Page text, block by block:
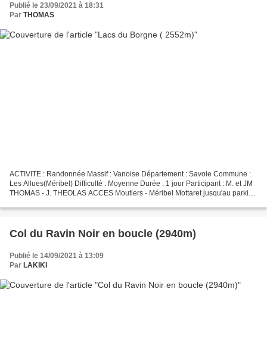
Publié le 23/09/2021 à 18:31
Par THOMAS
ACTIVITE : Randonnée Massif : Vanoise Département : Savoie Commune :
Les Allues(Méribel) Difficulté : Moyenne Durée : 1 jour Participant : M. et JM
THOMAS - J. THEOLAS ACCES Moutiers - Méribel Mottaret jusqu'au parking
Col du Ravin Noir en boucle (2940m)
Publié le 14/09/2021 à 13:09
Par LAKIKI